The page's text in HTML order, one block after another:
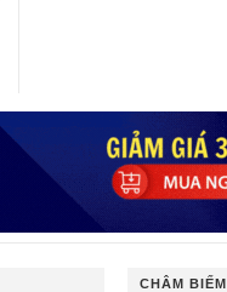
CHÂM BIẾM